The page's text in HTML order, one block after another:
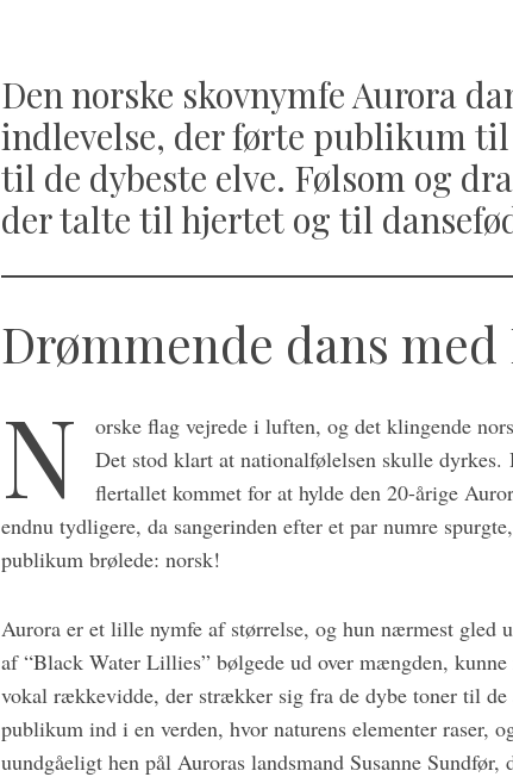
Den norske skovnymfe Aurora
indlevelse, der førte publikum
til de dybeste elve. Følsom og
der talte til hjertet og til
Drømmende dans
N
orske flag vejrede i luften, og det klingende
Det stod klart at nationalfølelsen skulle
flertallet kommet for at hylde den 20-årige
endnu tydligere, da sangerinden efter et par numre
publikum brølede: norsk!
Aurora er et lille nymfe af størrelse, og hun nærmest gled
af “Black Water Lillies” bølgede ud over mængden,
vokal rækkevidde, der strækker sig fra de dybe toner til de
publikum ind i en verden, hvor naturens elementer raser,
uundgåeligt hen pål Auroras landsmand Susanne